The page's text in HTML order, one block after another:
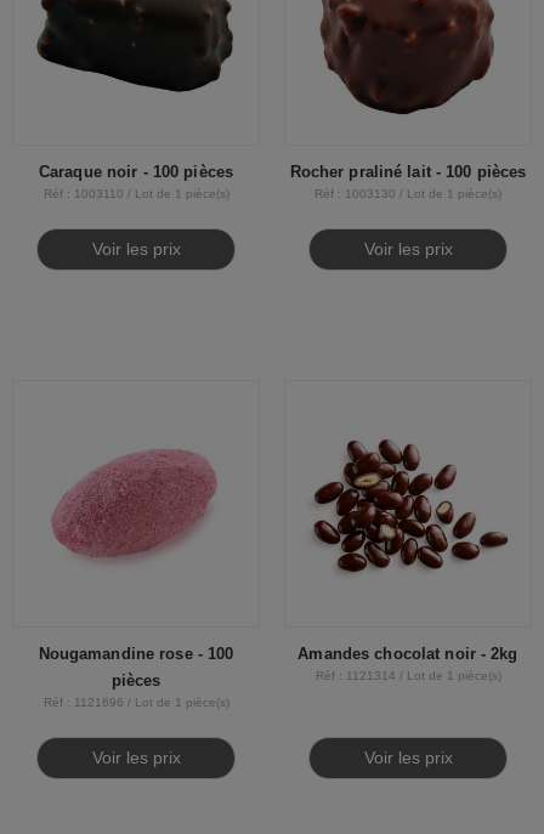
Caraque noir - 100 pièces
Réf : 1003110 / Lot de 1 pièce(s)
Voir les prix
Rocher praliné lait - 100 pièces
Réf : 1003130 / Lot de 1 pièce(s)
Voir les prix
Nougamandine rose - 100
pièces
Réf : 1121696 / Lot de 1 pièce(s)
Voir les prix
Amandes chocolat noir - 2kg
Réf : 1121314 / Lot de 1 pièce(s)
Voir les prix